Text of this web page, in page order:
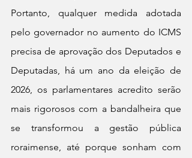
Portanto, qualquer medida adotada
pelo governador no aumento do ICMS
precisa de aprovação dos Deputados e
Deputadas, há um ano da eleição de
2026, os parlamentares acredito serão
mais rigorosos com a bandalheira que
se transformou a gestão pública
roraimense, até porque sonham com